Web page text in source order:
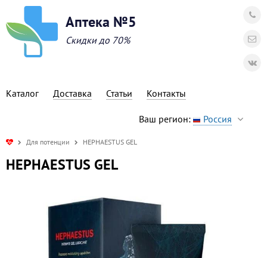
Аптека №5
Скидки до 70%
Каталог Доставка Статьи Контакты
Ваш регион: Россия
Для потенции HEPHAESTUS GEL
HEPHAESTUS GEL